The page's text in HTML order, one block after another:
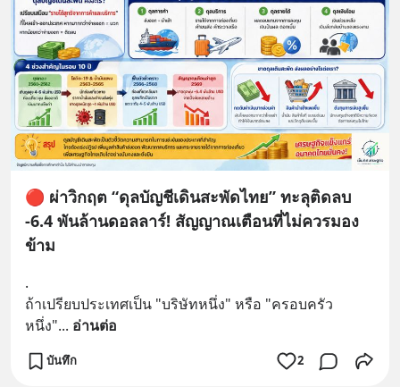
🔴 ผ่าวิกฤต “ดุลบัญชีเดินสะพัดไทย” ทะลุติดลบ
-6.4 พันล้านดอลลาร์! สัญญาณเตือนที่ไม่ควรมอง
ข้าม
.
ถ้าเปรียบประเทศเป็น "บริษัทหนึ่ง" หรือ "ครอบครัว
หนึ่ง"... อ่านต่อ
บันทึก 2